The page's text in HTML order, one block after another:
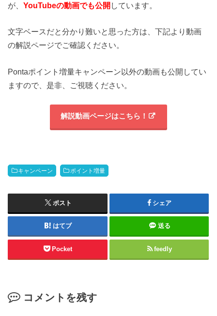
が、YouTubeの動画でも公開 しています。
文字ベースだと分かり難いと思った方は、下記より動画
の解説ページでご確認ください。
Pontaポイント増量キャンペーン以外の動画も公開してい
ますので、是非、ご視聴ください。
解説動画ページはこちら！
キャンペーン ポイント増量
ポスト シェア
はてブ 送る
Pocket feedly
コメントを残す